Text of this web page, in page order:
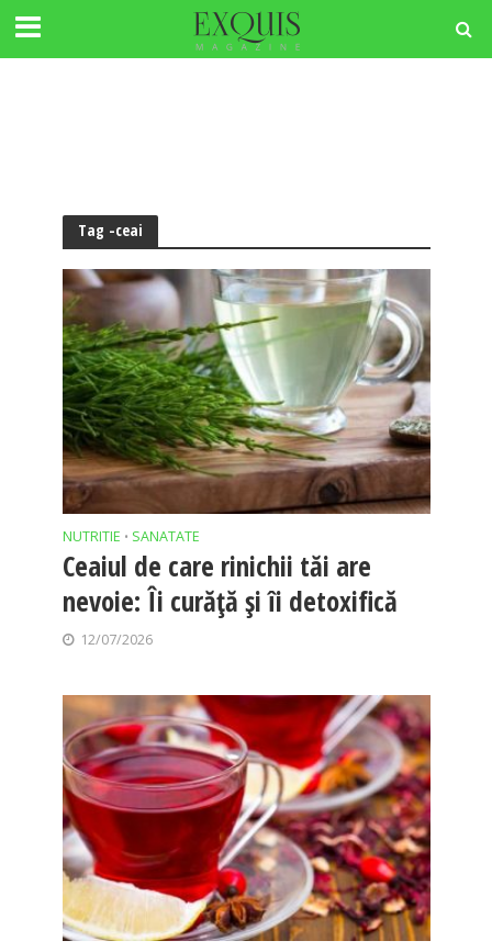
Tag -ceai
NUTRITIE • SANATATE
Ceaiul de care rinichii tăi are
nevoie: Îi curăță și îi detoxifică
12/07/2026